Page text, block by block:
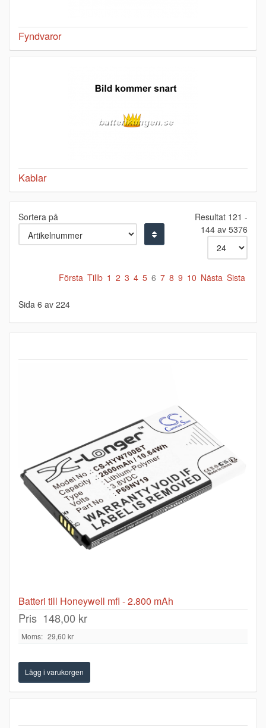
Fyndvaror
Kablar
Sortera på
Resultat 121 -
144 av 5376
Första Tillb 1 2 3 4 5 6 7 8 9 10 Nästa Sista
Sida 6 av 224
Batteri till Honeywell mfl - 2.800 mAh
Pris 148,00 kr
Moms: 29,60 kr